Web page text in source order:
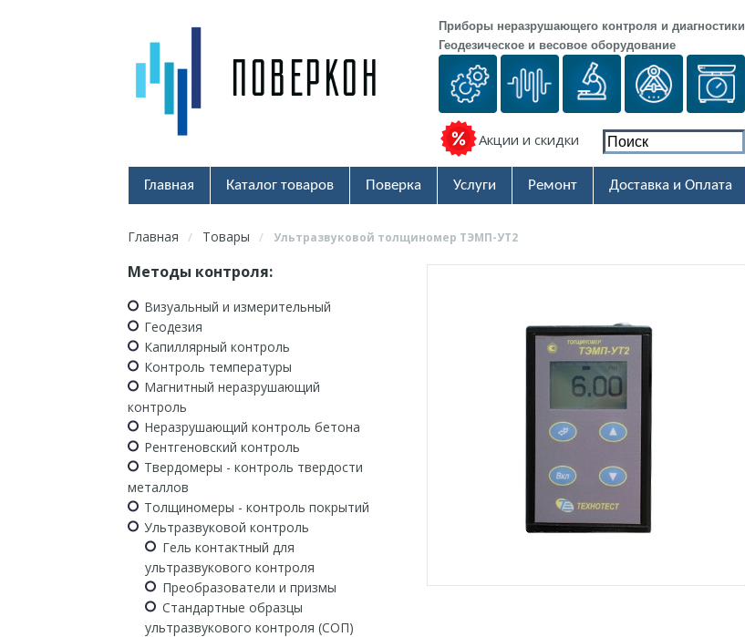
Приборы неразрушающего контроля и диагностики
Геодезическое и весовое оборудование
Акции и скидки
Главная Каталог товаров Поверка Услуги Ремонт Доставка и Оплата
Главная / Товары / Ультразвуковой толщиномер ТЭМП-УТ2
Методы контроля:
Визуальный и измерительный
Геодезия
Капиллярный контроль
Контроль температуры
Магнитный неразрушающий
контроль
Неразрушающий контроль бетона
Рентгеновский контроль
Твердомеры - контроль твердости
металлов
Толщиномеры - контроль покрытий
Ультразвуковой контроль
Гель контактный для
ультразвукового контроля
Преобразователи и призмы
Стандартные образцы
ультразвукового контроля (СОП)